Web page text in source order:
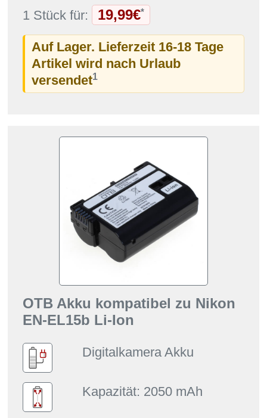
1 Stück für: 19,99€*
Auf Lager. Lieferzeit 16-18 Tage
Artikel wird nach Urlaub
versendet1
OTB Akku kompatibel zu Nikon
EN-EL15b Li-Ion
Digitalkamera Akku
Kapazität: 2050 mAh